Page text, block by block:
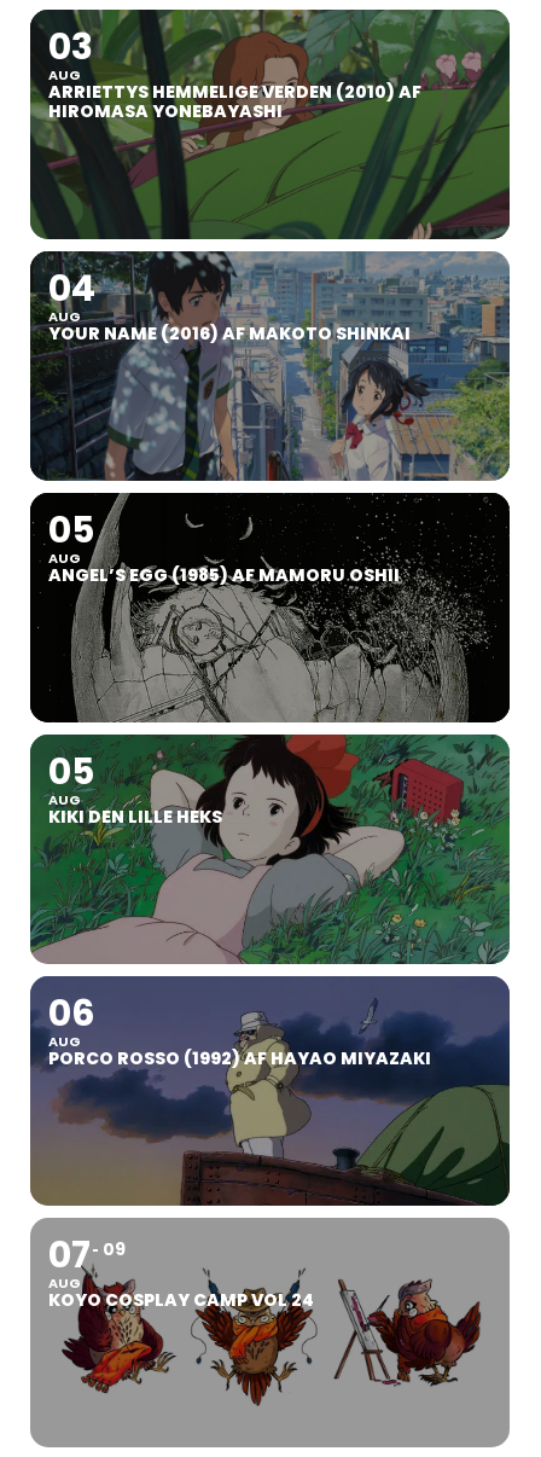
03
AUG
ARRIETTYS HEMMELIGE VERDEN (2010) AF
HIROMASA YONEBAYASHI
04
AUG
YOUR NAME (2016) AF MAKOTO SHINKAI
05
AUG
ANGEL’S EGG (1985) AF MAMORU OSHII
05
AUG
KIKI DEN LILLE HEKS
06
AUG
PORCO ROSSO (1992) AF HAYAO MIYAZAKI
07
AUG
09
KOYO COSPLAY CAMP VOL 24